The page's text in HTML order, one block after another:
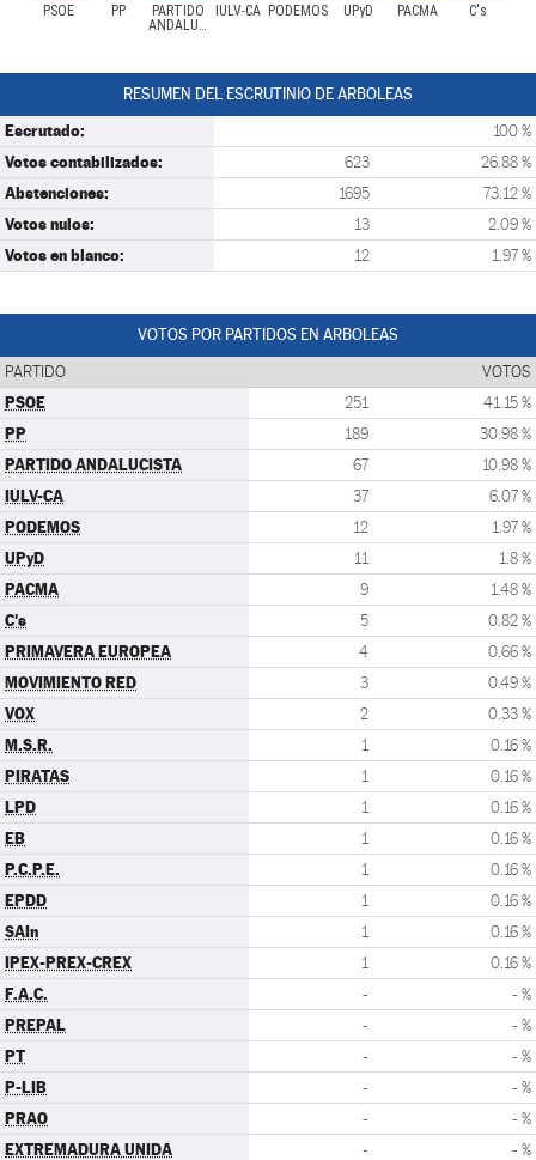
PSOE PP
PARTIDO
ANDALUCISTA
IULV-CA PODEMOS UPyD PACMA C's
RESUMEN DEL ESCRUTINIO DE ARBOLEAS
Escrutado: 100 %
Votos contabilizados: 623 26.88 %
Abstenciones: 1695 73.12 %
Votos nulos: 13 2.09 %
Votos en blanco: 12 1.97 %
VOTOS POR PARTIDOS EN ARBOLEAS
PARTIDO VOTOS
PSOE 251 41.15 %
PP 189 30.98 %
PARTIDO ANDALUCISTA 67 10.98 %
IULV-CA 37 6.07 %
PODEMOS 12 1.97 %
UPyD 11 1.8 %
PACMA 9 1.48 %
C's 5 0.82 %
PRIMAVERA EUROPEA 4 0.66 %
MOVIMIENTO RED 3 0.49 %
VOX 2 0.33 %
M.S.R. 1 0.16 %
PIRATAS 1 0.16 %
LPD 1 0.16 %
EB 1 0.16 %
P.C.P.E. 1 0.16 %
EPDD 1 0.16 %
SAIn 1 0.16 %
IPEX-PREX-CREX 1 0.16 %
F.A.C. - - %
PREPAL - - %
PT - - %
P-LIB - - %
PRAO - - %
EXTREMADURA UNIDA - - %